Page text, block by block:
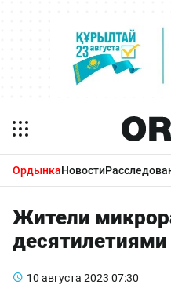
ОрдынкаНовости
Жители
10 августа 2023 07:30